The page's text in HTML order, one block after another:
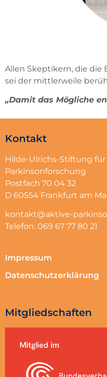
Allen Skeptikern, die die
sei der mittlerweile
„Damit das Mögliche
Kontakt
Hilde-Ulrichs-Stiftung für
Parkinsonforschung
Postfach 70 04 32
D 60554 Frankfurt am
kontakt@aktive-
Telefon: 069 67 77 80 21
Impressum
Datenschutzerklärung
Mitgliedschaften